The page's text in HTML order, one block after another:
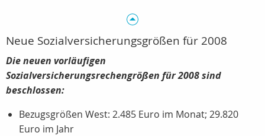
Neue Sozialversicherungsgrößen für 2008
Die neuen vorläufigen
Sozialversicherungsrechengrößen für 2008 sind
beschlossen:
Bezugsgrößen West: 2.485 Euro im Monat; 29.820
Euro im Jahr